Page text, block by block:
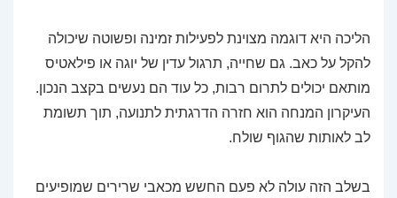
הליכה היא דוגמה מצוינת לפעילות זמינה ופשוטה שיכולה
להקל על כאב. גם שחייה, תרגול עדין של יוגה או פילאטיס
מותאם יכולים לתרום רבות, כל עוד הם נעשים בקצב הנכון.
העיקרון המנחה הוא חזרה הדרגתית לתנועה, תוך תשומת
לב לאותות שהגוף שולח.
בשלב הזה עולה לא פעם החשש מכאבי שרירים שמופיעים